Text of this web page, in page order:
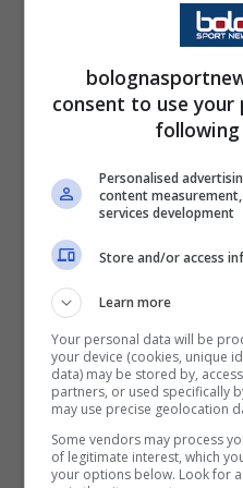
rigore netto, che non
non incide sulla
netto? Dallo stadio
consent to use
following
Personalised
content
services development
Store and/or access
Learn more
Your personal data will be
your device (cookies, unique
data) may be stored by,
partners, or used specifically
may use precise geolocation
Some vendors may process
of legitimate interest, which
your options below. Look for